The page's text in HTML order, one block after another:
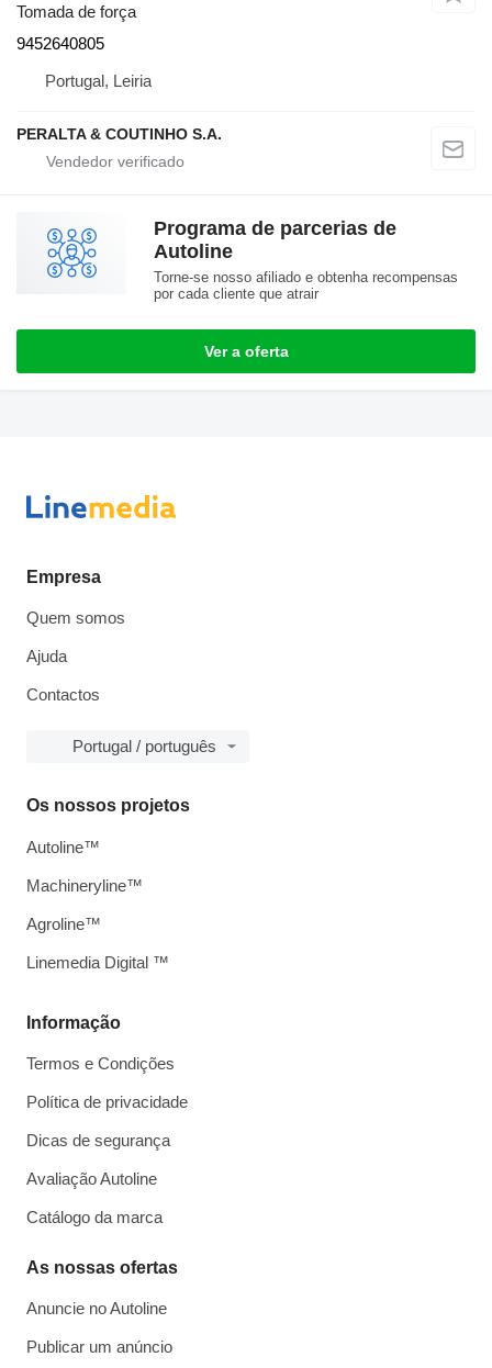
Tomada de força
9452640805
Portugal, Leiria
PERALTA & COUTINHO S.A.
Programa de parcerias de
Autoline
Torne-se nosso afiliado e obtenha recompensas
por cada cliente que atrair
Ver a oferta
Empresa
Quem somos
Ajuda
Contactos
Portugal / português
Informação
Termos e Condições
Política de privacidade
Dicas de segurança
Avaliação Autoline
Catálogo da marca
As nossas ofertas
Anuncie no Autoline
Publicar um anúncio
Os nossos projetos
Autoline™
Machineryline™
Agroline™
Linemedia Digital ™